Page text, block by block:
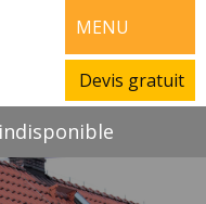
MENU
Devis gratuit
indisponible